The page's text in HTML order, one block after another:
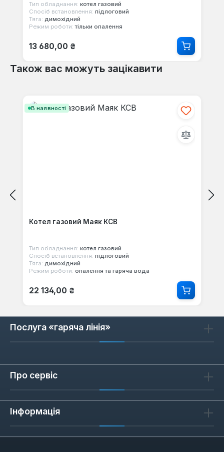
Тип обладнання: котел газовий
Спосіб встановлення: підлоговий
Тяга: димохідний
Режим роботи: тільки опалення
Звичайна ціна:
13 680,00 ₴
Також вас можуть зацікавити
В наявності
Котел газовий Маяк КСВ
Тип обладнання: котел газовий
Спосіб встановлення: підлоговий
Тяга: димохідний
Режим роботи: опалення та гаряча вода
Звичайна ціна:
22 134,00 ₴
Послуга «гаряча лінія»
Про сервіс
Інформація